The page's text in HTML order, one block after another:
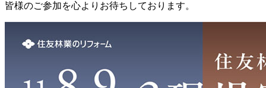
皆様のご参加を心よりお待ちしております。